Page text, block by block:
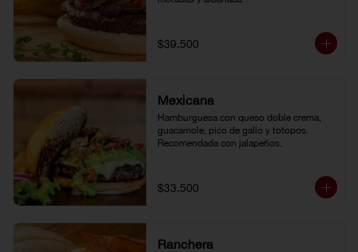
$39.500
Mexicana
Hamburguesa con queso doble crema,
guacamole, pico de gallo y totopos.
Recomendada con jalapeños.
$33.500
Ranchera